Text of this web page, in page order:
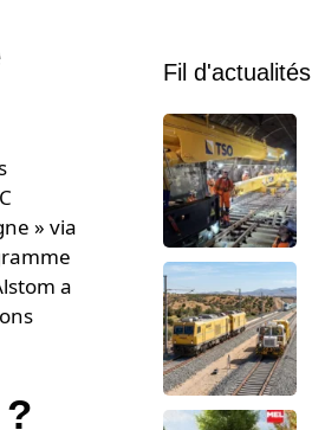
» via
a
Fil d'actualités